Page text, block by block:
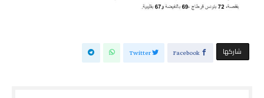
‫‫ شاركها‬ Facebook
Twitter